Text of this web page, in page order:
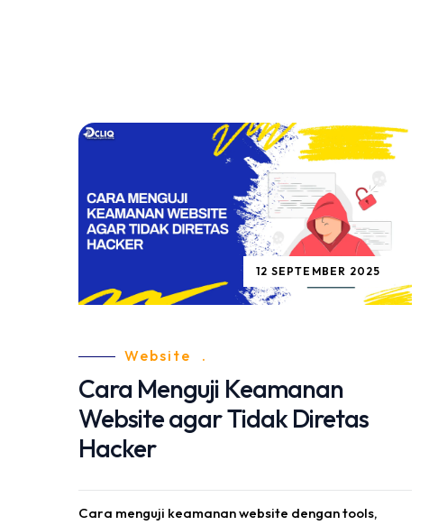
12 SEPTEMBER 2025
Website .
Cara Menguji Keamanan
Website agar Tidak Diretas
Hacker
Cara menguji keamanan website dengan tools,